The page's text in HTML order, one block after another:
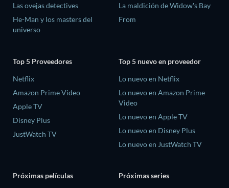
Las ovejas detectives
He-Man y los masters del
universo
La maldición de Widow's Bay
From
Top 5 Proveedores
Netflix
Amazon Prime Video
Apple TV
Disney Plus
JustWatch TV
Top 5 nuevo en proveedor
Lo nuevo en Netflix
Lo nuevo en Amazon Prime
Video
Lo nuevo en Apple TV
Lo nuevo en Disney Plus
Lo nuevo en JustWatch TV
Próximas películas
Próximas series